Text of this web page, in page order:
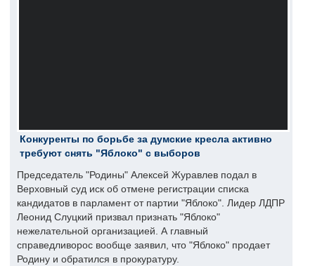
Конкуренты по борьбе за думские кресла активно
требуют снять "Яблоко" с выборов
Председатель "Родины" Алексей Журавлев подал в
Верховный суд иск об отмене регистрации списка
кандидатов в парламент от партии "Яблоко". Лидер ЛДПР
Леонид Слуцкий призвал признать "Яблоко"
нежелательной организацией. А главный
справедливорос вообще заявил, что "Яблоко" продает
Родину и обратился в прокуратуру.